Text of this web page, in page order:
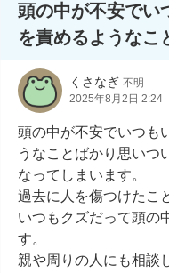
頭の中が不安でい
を責めるような
くさなぎ 不明
2025年8月2日 2:24
頭の中が不安でいつも
うなことばかり思いつ
なってしまいます。
過去に人を傷つけたこ
いつもクズだって頭の
す。
親や周りの人にも相談